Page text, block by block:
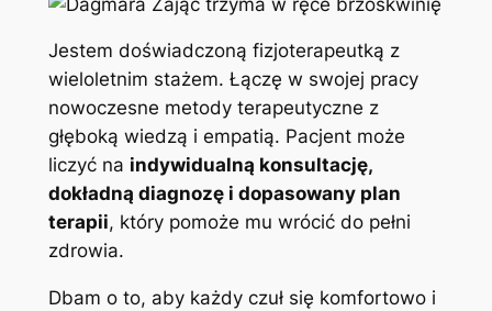
Jestem doświadczoną fizjoterapeutką z
wieloletnim stażem. Łączę w swojej pracy
nowoczesne metody terapeutyczne z
głęboką wiedzą i empatią. Pacjent może
liczyć na indywidualną konsultację,
dokładną diagnozę i dopasowany plan
terapii, który pomoże mu wrócić do pełni
zdrowia.
Dbam o to, aby każdy czuł się komfortowo i